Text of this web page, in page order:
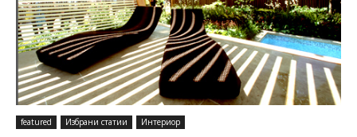
featured Избрани статии Интериор